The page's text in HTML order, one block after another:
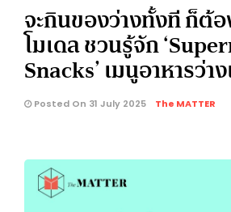
จะกินของว่างทั้งที ก็ต้
โมเดล ชวนรู้จัก
Snacks’ เมนูอาหารว่
Posted On 31 July 2025 The MATTER